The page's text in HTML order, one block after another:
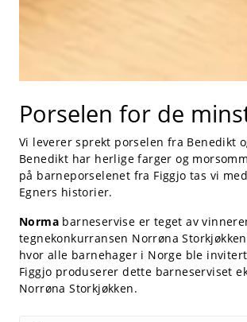
Porselen for de
Vi leverer sprekt porselen fra Benedikt
Benedikt har herlige farger og
på barneporselenet fra Figgjo tas vi
Egners historier.
Norma barneservise er teget av
tegnekonkurransen Norrøna
hvor alle barnehager i Norge ble
Figgjo produserer dette barneserviset
Norrøna Storkjøkken.